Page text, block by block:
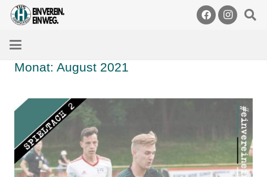
Monat: August 2021